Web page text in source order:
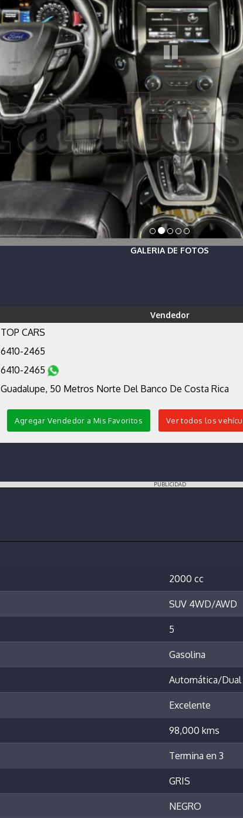
GALERIA DE FOTOS
Vendedor
TOP CARS
6410-2465
6410-2465
Guadalupe, 50 Metros Norte Del Banco De Costa Rica
Agregar Vendedor a Mis Favoritos Ver todos los
PUBLICIDAD
2000 cc
SUV 4WD/AWD
5
Gasolina
Automática/Dual
Excelente
98,000 kms
Termina en 3
GRIS
NEGRO